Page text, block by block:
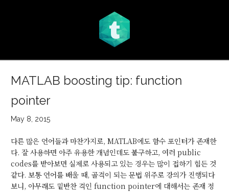
t
MATLAB boosting tip: function
pointer
May 8, 2015
다른 많은 언어들과 마찬가지로, MATLAB에도 함수 포인터가 존재한
다. 잘 사용하면 아주 유용한 개념인데도 불구하고, 여러 public
codes를 받아보면 실제로 사용되고 있는 경우는 많이 접하기 힘든 것
같다. 보통 언어를 배울 때, 골격이 되는 문법 위주로 강의가 진행되다
보니, 아무래도 밑반찬 격인 function pointer에 대해서는 존재 정